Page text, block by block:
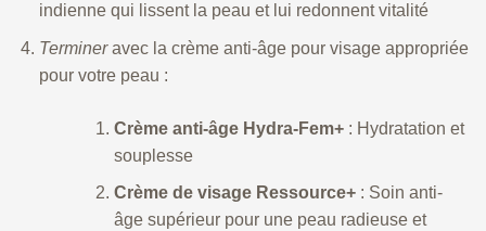
indienne qui lissent la peau et lui redonnent vitalité
Termineravec la crème anti-âge pour visage appropriée
pour votre peau :
Crème anti-âge Hydra-Fem+: Hydratation et
souplesse
Crème de visage Ressource+: Soin anti-
âge supérieur pour une peau radieuse et